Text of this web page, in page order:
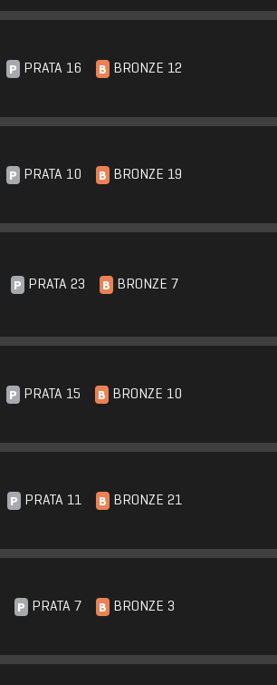
P PRATA 16 B BRONZE 12
P PRATA 10 B BRONZE 19
P PRATA 23 B BRONZE 7
P PRATA 15 B BRONZE 10
P PRATA 11 B BRONZE 21
P PRATA 7 B BRONZE 3